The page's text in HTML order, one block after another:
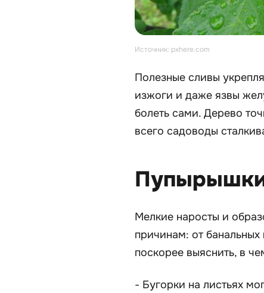
Источник: pxhere.com
Полезные сливы
изжоги и даже язвы
болеть сами. Дерево
всего садоводы
Пупырышки
Мелкие наросты и
причинам: от
поскорее выяснить, в
- Бугорки на листьях